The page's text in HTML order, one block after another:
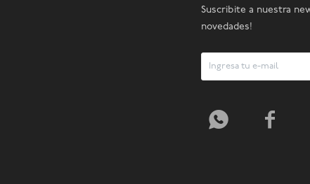
Suscribite a nuestra
novedades!
 